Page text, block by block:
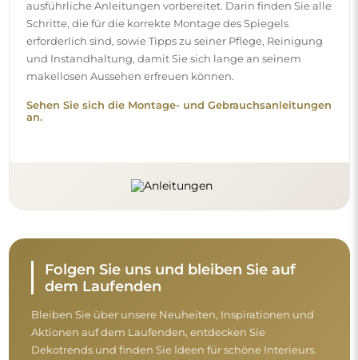
ausführliche Anleitungen vorbereitet. Darin finden Sie alle
Schritte, die für die korrekte Montage des Spiegels
erforderlich sind, sowie Tipps zu seiner Pflege, Reinigung
und Instandhaltung, damit Sie sich lange an seinem
makellosen Aussehen erfreuen können.
Sehen Sie sich die Montage- und Gebrauchsanleitungen
an.
Folgen Sie uns und bleiben Sie auf
dem Laufenden
Bleiben Sie über unsere Neuheiten, Inspirationen und
Aktionen auf dem Laufenden, entdecken Sie
Dekotrends und finden Sie Ideen für schöne Interieurs.